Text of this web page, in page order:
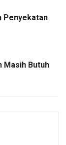
Penyekatan
Masih Butuh